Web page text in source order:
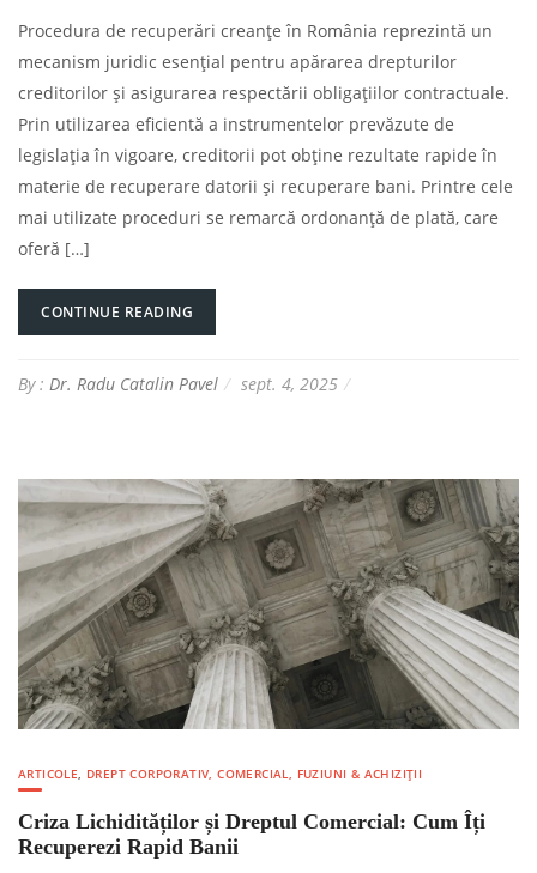
Procedura de recuperări creanțe în România reprezintă un
mecanism juridic esențial pentru apărarea drepturilor
creditorilor și asigurarea respectării obligațiilor contractuale.
Prin utilizarea eficientă a instrumentelor prevăzute de
legislația în vigoare, creditorii pot obține rezultate rapide în
materie de recuperare datorii și recuperare bani. Printre cele
mai utilizate proceduri se remarcă ordonanță de plată, care
oferă […]
CONTINUE READING
By : Dr. Radu Catalin Pavel sept. 4, 2025
ARTICOLE, DREPT CORPORATIV, COMERCIAL, FUZIUNI & ACHIZIȚII
Criza Lichidităților și Dreptul Comercial: Cum Îți
Recuperezi Rapid Banii